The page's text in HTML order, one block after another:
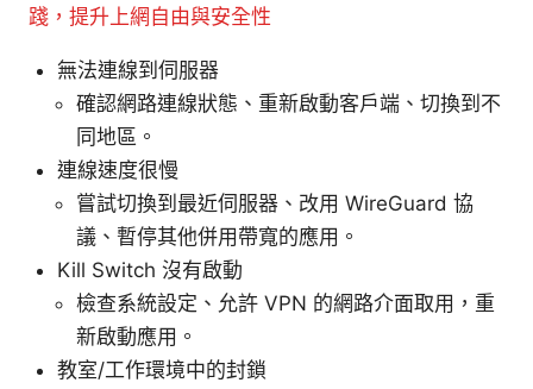
踐，提升上網自由與安全性
無法連線到伺服器
確認網路連線狀態、重新啟動客戶端、切換到不
同地區。
連線速度很慢
嘗試切換到最近伺服器、改用 WireGuard 協
議、暫停其他併用帶寬的應用。
Kill Switch 沒有啟動
檢查系統設定、允許 VPN 的網路介面取用，重
新啟動應用。
教室/工作環境中的封鎖